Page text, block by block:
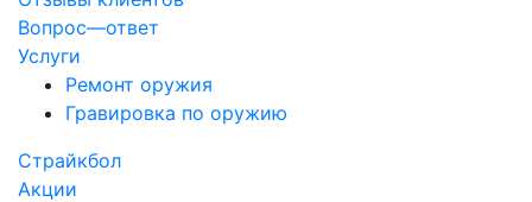
Вопрос—ответ
Услуги
Ремонт оружия
Гравировка по оружию
Страйкбол
Акции